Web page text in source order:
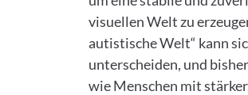
visuellen Welt zu
autistische Welt“ kann
unterscheiden, und
wie Menschen mit